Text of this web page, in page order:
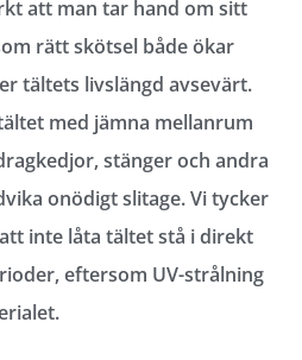
att man tar hand om sitt
rätt skötsel både ökar
tältets livslängd avsevärt.
med jämna mellanrum
stänger och andra
onödigt slitage. Vi tycker
inte låta tältet stå i direkt
eftersom UV-strålning